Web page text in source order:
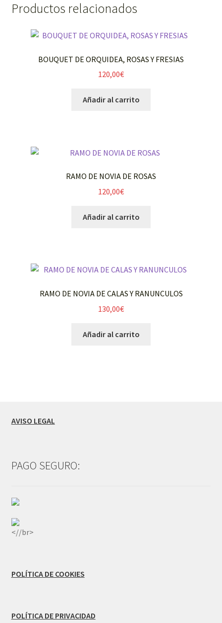
Productos relacionados
BOUQUET DE ORQUIDEA, ROSAS Y FRESIAS
120,00€
Añadir al carrito
RAMO DE NOVIA DE ROSAS
120,00€
Añadir al carrito
RAMO DE NOVIA DE CALAS Y RANUNCULOS
130,00€
Añadir al carrito
AVISO LEGAL
PAGO SEGURO:
<//br>
POLÍTICA DE COOKIES
POLÍTICA DE PRIVACIDAD